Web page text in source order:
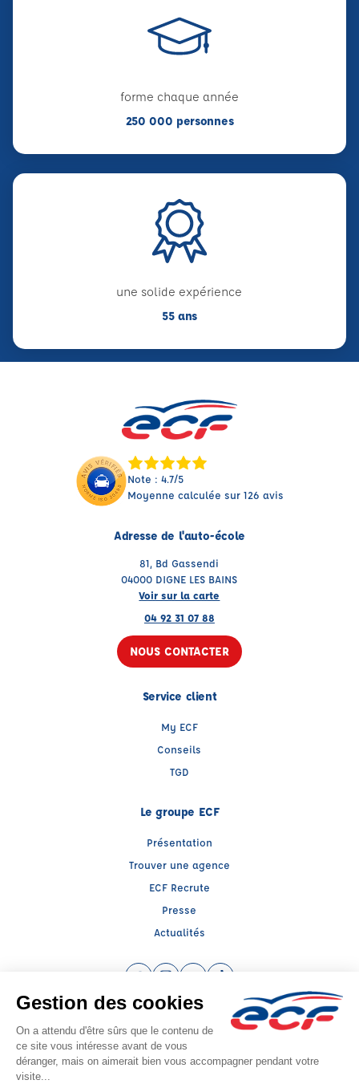
forme chaque année
250 000 personnes
une solide expérience
55 ans
Note : 4.7/5
Moyenne calculée sur 126 avis
Adresse de l'auto-école
81, Bd Gassendi
04000 DIGNE LES BAINS
Voir sur la carte
04 92 31 07 88
NOUS CONTACTER
Service client
My ECF
Conseils
TGD
Le groupe ECF
Présentation
Trouver une agence
ECF Recrute
Presse
Actualités
Facebook (nouvelle fenêtre)
Instagram (nouvelle fenêtre)
YouTube (nouvelle fenêtre)
TikTok (nouvelle fenêtre)
Raison sociale : SUD PREVENTION SECURITE GRAND PUBLIC - Capital social:
20000€
SIREN: 814514188 - Numéro de TVA intracommunautaire: FR 57 384314597
Agrément n°E2300400020